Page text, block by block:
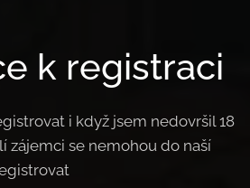
k registraci
i když jsem nedovršil 18
zájemci se nemohou do naší